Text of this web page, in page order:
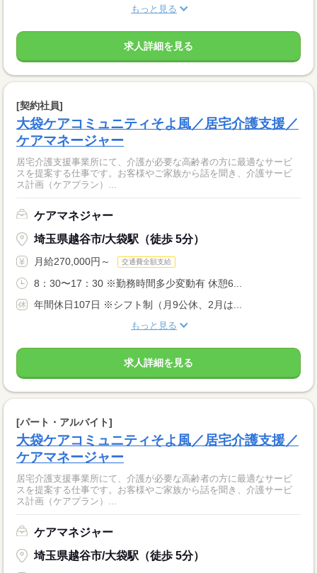
もっと見る
求人詳細を見る
[契約社員]
大袋ケアコミュニティそよ風／居宅介護支援／
ケアマネージャー
居宅介護支援事業所にて、介護が必要な高齢者の方に最適なサービ
スを提案する仕事です。お客様やご家族から話を聞き、介護サービ
ス計画（ケアプラン）...
ケアマネジャー
埼玉県越谷市/大袋駅（徒歩 5分）
月給270,000円～ 交通費全額支給
8：30〜17：30 ※勤務時間多少変動有 休憩6...
年間休日107日 ※シフト制（月9公休、2月は...
もっと見る
求人詳細を見る
[パート・アルバイト]
大袋ケアコミュニティそよ風／居宅介護支援／
ケアマネージャー
居宅介護支援事業所にて、介護が必要な高齢者の方に最適なサービ
スを提案する仕事です。お客様やご家族から話を聞き、介護サービ
ス計画（ケアプラン）...
ケアマネジャー
埼玉県越谷市/大袋駅（徒歩 5分）